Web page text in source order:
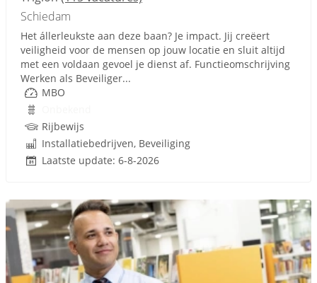
Schiedam
Het állerleukste aan deze baan? Je impact. Jij creëert
veiligheid voor de mensen op jouw locatie en sluit altijd
met een voldaan gevoel je dienst af. Functieomschrijving
Werken als Beveiliger...
MBO
Rijbewijs
Installatiebedrijven, Beveiliging
Laatste update: 6-8-2026